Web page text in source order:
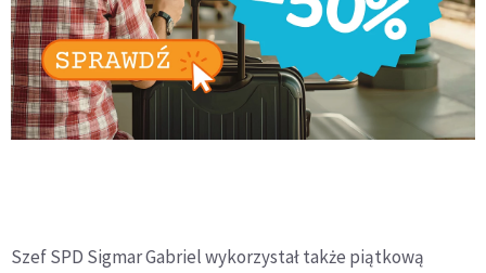
Szef SPD Sigmar Gabriel wykorzystał także piątkową